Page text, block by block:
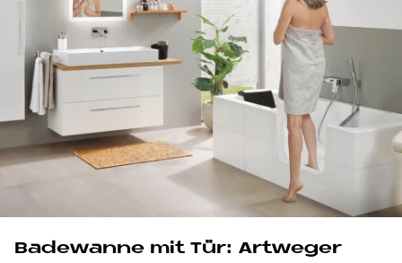
Ba­de­wan­ne mit Tür: Art­we­ger